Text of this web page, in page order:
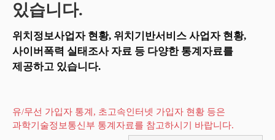
있습니다.
위치정보사업자 현황, 위치기반서비스 사업자 현황,
사이버폭력 실태조사 자료 등 다양한 통계자료를
제공하고 있습니다.
유/무선 가입자 통계, 초고속인터넷 가입자 현황 등은
과학기술정보통신부 통계자료를 참고하시기 바랍니다.